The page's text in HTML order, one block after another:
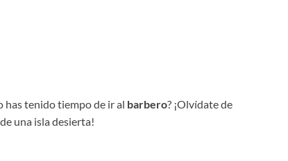
has tenido tiempo de ir al barbero? ¡Olvídate de
una isla desierta!